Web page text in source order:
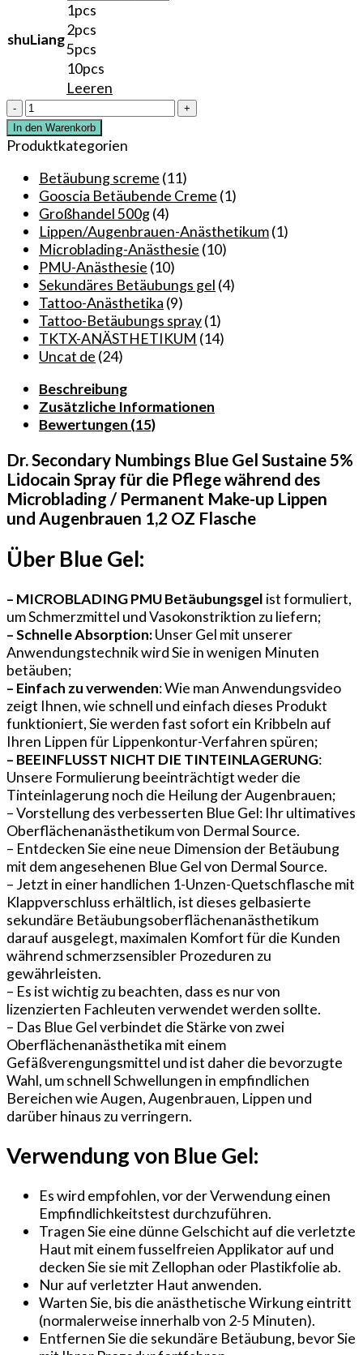
shuLiang
1pcs
2pcs
5pcs
10pcs
Leeren
Dr.
Sekundärbetäubungs-
Blaugel
5%
Lidocain-
Spray
zur
Pflege
während
des
Microbladings/permanenten
Make-
ups
Lippen
Augenbrauen
1,2
OZ
Menge
In den Warenkorb
Produktkategorien
Betäubung screme (11)
Gooscia Betäubende Creme (1)
Großhandel 500g(4)
Lippen/Augenbrauen-Anästhetikum(1)
Microblading-Anästhesie (10)
PMU-Anästhesie (10)
Sekundäres Betäubungs gel (4)
Tattoo-Anästhetika (9)
Tattoo-Betäubungs spray(1)
TKTX-ANÄSTHETIKUM (14)
Uncat de (24)
Beschreibung
Zusätzliche Informationen
Bewertungen (15)
Dr. Secondary Numbings Blue Gel Sustaine 5%
Lidocain Spray für die Pflege während des
Microblading / Permanent Make-up Lippen
und Augenbrauen 1,2 OZ Flasche
Über Blue Gel:
– MICROBLADING PMU Betäubungsgel ist formuliert,
um Schmerzmittel und Vasokonstriktion zu liefern;
– Schnelle Absorption:Unser Gel mit unserer
Anwendungstechnik wird Sie in wenigen Minuten
betäuben;
– Einfach zu verwenden: Wie man Anwendungsvideo
zeigt Ihnen, wie schnell und einfach dieses Produkt
funktioniert, Sie werden fast sofort ein Kribbeln auf
Ihren Lippen für Lippenkontur-Verfahren spüren;
– BEEINFLUSST NICHT DIE TINTEINLAGERUNG:
Unsere Formulierung beeinträchtigt weder die
Tinteinlagerung noch die Heilung der Augenbrauen;
– Vorstellung des verbesserten Blue Gel: Ihr ultimatives
Oberflächenanästhetikum von Dermal Source.
– Entdecken Sie eine neue Dimension der Betäubung
mit dem angesehenen Blue Gel von Dermal Source.
– Jetzt in einer handlichen 1-Unzen-Quetschflasche mit
Klappverschluss erhältlich, ist dieses gelbasierte
sekundäre Betäubungsoberflächenanästhetikum
darauf ausgelegt, maximalen Komfort für die Kunden
während schmerzsensibler Prozeduren zu
gewährleisten.
– Es ist wichtig zu beachten, dass es nur von
lizenzierten Fachleuten verwendet werden sollte.
– Das Blue Gel verbindet die Stärke von zwei
Oberflächenanästhetika mit einem
Gefäßverengungsmittel und ist daher die bevorzugte
Wahl, um schnell Schwellungen in empfindlichen
Bereichen wie Augen, Augenbrauen, Lippen und
darüber hinaus zu verringern.
Verwendung von Blue Gel:
Es wird empfohlen, vor der Verwendung einen
Empfindlichkeitstest durchzuführen.
Tragen Sie eine dünne Gelschicht auf die verletzte
Haut mit einem fusselfreien Applikator auf und
decken Sie sie mit Zellophan oder Plastikfolie ab.
Nur auf verletzter Haut anwenden.
Warten Sie, bis die anästhetische Wirkung eintritt
(normalerweise innerhalb von 2-5 Minuten).
Entfernen Sie die sekundäre Betäubung, bevor Sie